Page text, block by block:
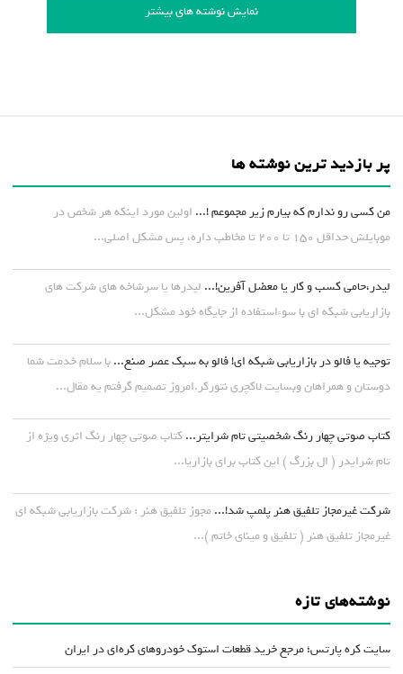
نمایش نوشته های بیشتر
پر بازدید ترین نوشته ها
من کسی رو ندارم که بیارم زیر مجموعم !... اولین مورد اینکه هر شخص در
موبایلش حداقل ۱۵۰ تا ۲۰۰ تا مخاطب داره، پس مشکل اصلی...
لیدر،حامی کسب و کار یا معضل آفرین!... لیدرها یا سرشاخه های شرکت های
بازاریابی شبکه ای با سوءاستفاده از جایگاه خود مشکل...
توجیه یا فالو در بازاریابی شبکه ای! فالو به سبک عصر صنع... با سلام خدمت شما
دوستان و همراهان وبسایت لاکچری نتورکر.امروز تصمیم گرفتم یه مقال...
کتاب صوتی چهار رنگ شخصیتی تام شرایتر... کتاب صوتی چهار رنگ اثری ویژه از
تام شرایدر ( ال بزرگ ) این کتاب برای بازاریا...
شرکت غیرمجاز تلفیق هنر پلمپ شد!... مجوز تلفیق هنر : شرکت بازاریابی شبکه ای
غیرمجاز تلفیق هنر ( تلفیق و مینای خاتم )...
نوشته‌های تازه
سایت کره پارتس؛ مرجع خرید قطعات استوک خودروهای کره‌ای در ایران